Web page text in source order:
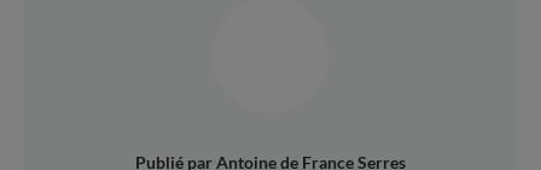
Publié parAntoine de France Serres